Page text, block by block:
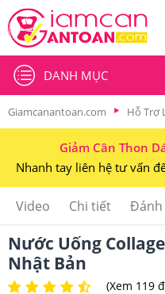
DANH MỤC
Giamcanantoan.com Hỗ Trợ
Giảm Cân Thon
Nhanh tay liên hệ tư vấn
Video Chi tiết Đánh
Nước Uống
Nhật Bản
(Xem 119